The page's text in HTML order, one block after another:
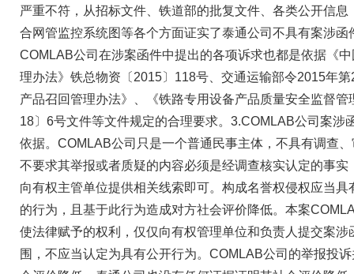
严重不符，从招标文件、铁道部的批复文件、各类公开信
合网管监控系统图等各个方面证实了泰通公司不具有案涉函
COMLAB公司在涉案函件中提出的各项诉求也都是依据《
理办法》铁总物资〔2015〕118号、交通运输部令2015年
产品召回管理办法》、《铁路专用设备产品质量安全监督
18〕6号文件等文件规定的合理要求。3.COMLAB公司案涉
依据。COMLAB公司只是一个普通民事主体，不具有调查
不要求其举报或者质疑的内容必须是经调查核实认定的事实
向有权主管单位提供相关线索即可。构成名誉权侵权应当
的行为，且基于此行为造成对方社会评价降低。本案
使法律赋予的权利，仅仅向有权管理单位和负责人提交案涉
围，不应当认定为具有公开行为。COMLAB公司的举报投